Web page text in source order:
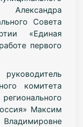
Александра
Совета
«Единая
первого
комитета
Максим